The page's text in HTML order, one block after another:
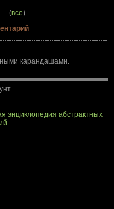
(все)
карандашами.
энциклопедия абстрактных